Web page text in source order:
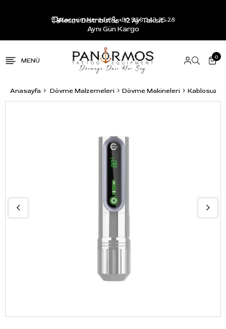
Resmi Distribütör - 12 Ay Taksit -
Aynı Gün Kargo
Kargom Nerede? +90 536 343 25 28
0
Anasayfa Dövme Malzemeleri Dövme Makineleri Kablosuz